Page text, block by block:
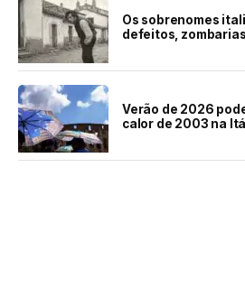
Os sobrenomes
defeitos,
Verão de 2026
calor de 2003 na